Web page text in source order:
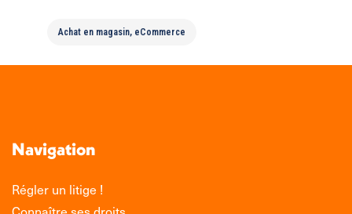
Achat en magasin, eCommerce
Navigation
Régler un litige !